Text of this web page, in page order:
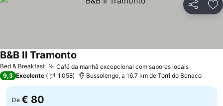
Partilhar
Bed & Breakfast Café da manhã excepcional com sabores locaisVer
B&B Il Tramonto
9,3 Excelente 1.058 Bussolengo, a 16.7 km de Torri do Benaco
De € 80